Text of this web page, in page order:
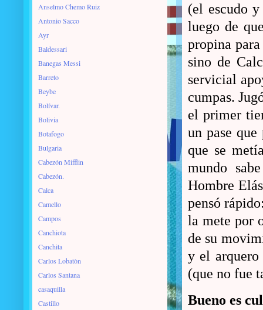
(el escudo
luego de
propina
sino de
servicial
cumpas.
el primer
un pase
que se
mundo
Hombre
pensó
la mete por
de su
y el
(que no fue
Bueno es
Anselmo Chemo Ruiz
Antonio Sacco
Ayr
Baldessari
Banegas Messi
Barreto
Beybe
Bolívar.
Bolivia
Botafogo
Bulgaria
Cabezón Mifflin
Cabezón.
Calca
Camello
Campos
Canchiota
Canchita
Carlos Lobatòn
Carlos Santana
casaquilla
Castillo